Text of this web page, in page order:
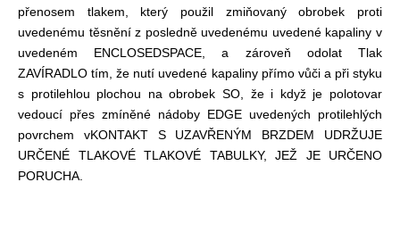
přenosem tlakem, který použil zmiňovaný obrobek proti
uvedenému těsnění z posledně uvedenému uvedené kapaliny v
uvedeném ENCLOSEDSPACE, a zároveň odolat Tlak
ZAVÍRADLO tím, že nutí uvedené kapaliny přímo vůči a při styku
s protilehlou plochou na obrobek SO, že i když je polotovar
vedoucí přes zmíněné nádoby EDGE uvedených protilehlých
povrchem vKONTAKT S UZAVŘENÝM BRZDEM UDRŽUJE
URČENÉ TLAKOVÉ TLAKOVÉ TABULKY, JEŽ JE URČENO
PORUCHA.